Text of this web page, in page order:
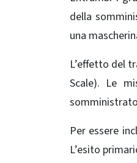
della
una
L’effetto del
Scale). Le
Per essere
L’esito